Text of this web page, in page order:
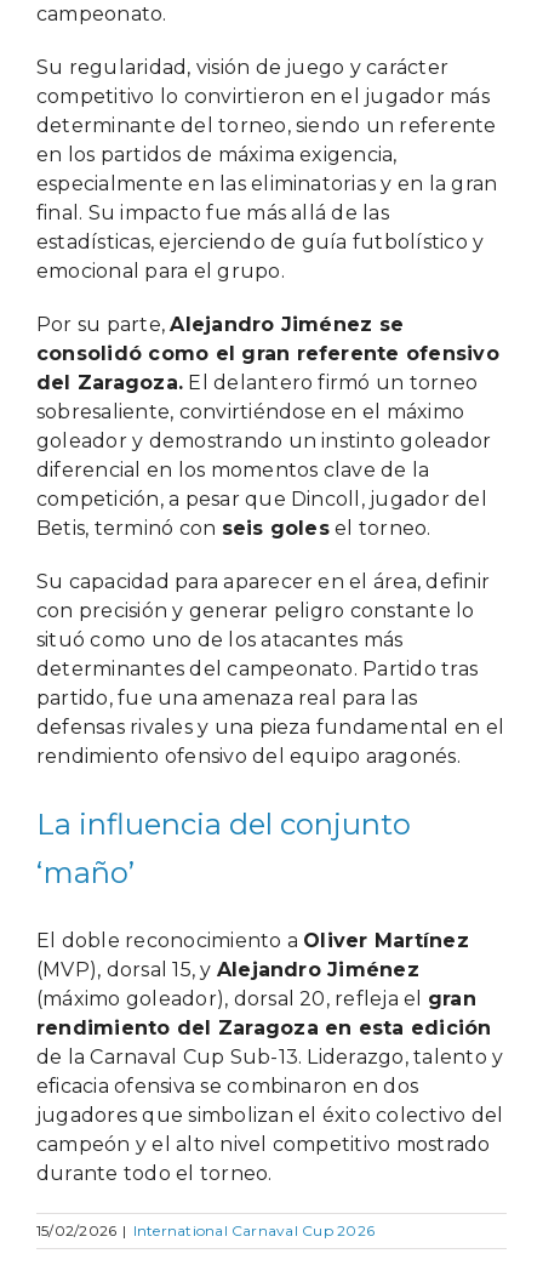
campeonato.
Su regularidad, visión de juego y carácter
competitivo lo convirtieron en el jugador más
determinante del torneo, siendo un referente
en los partidos de máxima exigencia,
especialmente en las eliminatorias y en la gran
final. Su impacto fue más allá de las
estadísticas, ejerciendo de guía futbolístico y
emocional para el grupo.
Por su parte,Alejandro Jiménez se
consolidó como el gran referente ofensivo
del Zaragoza. El delantero firmó un torneo
sobresaliente, convirtiéndose en el máximo
goleador y demostrando un instinto goleador
diferencial en los momentos clave de la
competición, a pesar que Dincoll, jugador del
Betis, terminó con seis golesel torneo.
Su capacidad para aparecer en el área, definir
con precisión y generar peligro constante lo
situó como uno de los atacantes más
determinantes del campeonato. Partido tras
partido, fue una amenaza real para las
defensas rivales y una pieza fundamental en el
rendimiento ofensivo del equipo aragonés.
La influencia del conjunto
‘maño’
El doble reconocimiento a Oliver Martínez
(MVP), dorsal 15, y Alejandro Jiménez
(máximo goleador), dorsal 20, refleja el gran
rendimiento del Zaragoza en esta edición
de la Carnaval Cup Sub-13. Liderazgo, talento y
eficacia ofensiva se combinaron en dos
jugadores que simbolizan el éxito colectivo del
campeón y el alto nivel competitivo mostrado
durante todo el torneo.
15/02/2026 | International Carnaval Cup 2026